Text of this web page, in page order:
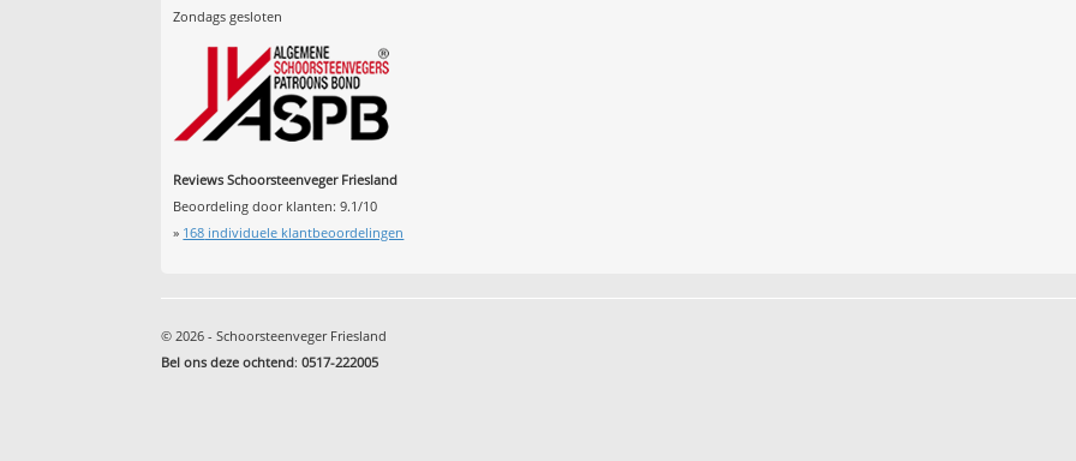
Zondags gesloten
Reviews Schoorsteenveger Friesland
Beoordeling door klanten:9.1/10
» 168 individuele klantbeoordelingen
© 2026 - Schoorsteenveger Friesland
Bel ons deze ochtend:0517-222005